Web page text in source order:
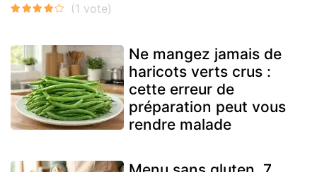
Ne mangez jamais de
haricots verts crus :
cette erreur de
préparation peut vous
rendre malade